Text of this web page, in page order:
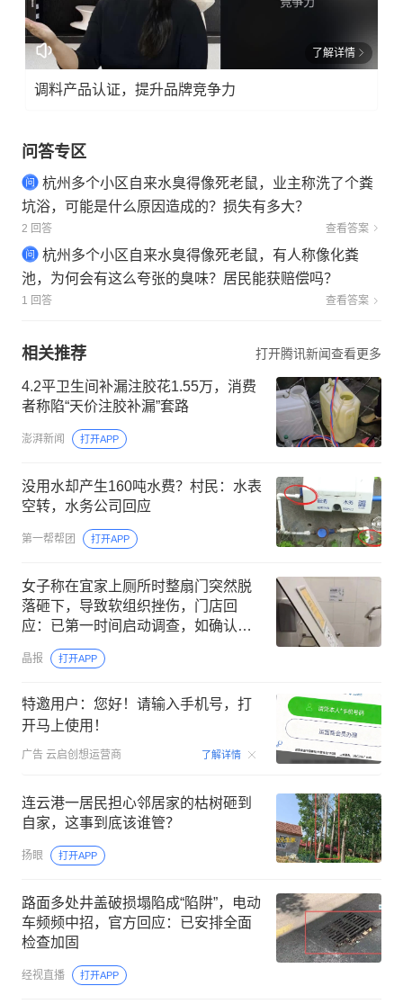
了解详情
调料产品认证，提升品牌竞争力
问答专区
杭州多个小区自来水臭得像死老鼠，业主称洗了个粪
坑浴，可能是什么原因造成的？损失有多大？
2 回答 查看答案
杭州多个小区自来水臭得像死老鼠，有人称像化粪
池，为何会有这么夸张的臭味？居民能获赔偿吗？
1 回答 查看答案
相关推荐 打开腾讯新闻查看更多
4.2平卫生间补漏注胶花1.55万，消费
者称陷“天价注胶补漏”套路
澎湃新闻 打开APP
没用水却产生160吨水费？村民：水表
空转，水务公司回应
第一帮帮团 打开APP
女子称在宜家上厕所时整扇门突然脱
落砸下，导致软组织挫伤，门店回
应：已第一时间启动调查，如确认系
宜家问题将承担相应责任
晶报 打开APP
特邀用户：您好！请输入手机号，打
开马上使用！
广告 云启创想运营商 了解详情 00:15
连云港一居民担心邻居家的枯树砸到
自家，这事到底该谁管？
扬眼 打开APP
路面多处井盖破损塌陷成“陷阱”，电动
车频频中招，官方回应：已安排全面
检查加固
经视直播 打开APP